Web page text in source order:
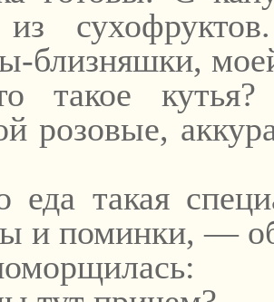
из
близняшки,
такое
розовые,
такая
и поминки, —